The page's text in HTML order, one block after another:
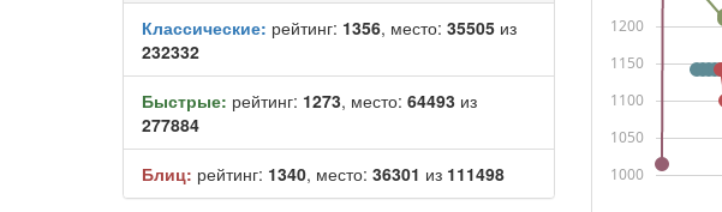
Классические: рейтинг: 1356, место: 35505 из
232332
Быстрые: рейтинг: 1273, место: 64493 из
277884
Блиц: рейтинг: 1340, место: 36301 из 111498 1000
1050
1100
1150
1200